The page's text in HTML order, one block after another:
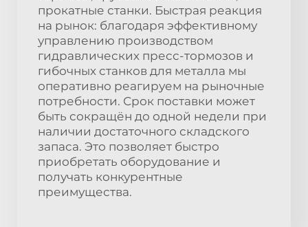
прокатные станки. Быстрая реакция
на рынок: благодаря эффективному
управлению производством
гидравлических пресс-тормозов и
гибочных станков для металла мы
оперативно реагируем на рыночные
потребности. Срок поставки может
быть сокращён до одной недели при
наличии достаточного складского
запаса. Это позволяет быстро
приобретать оборудование и
получать конкурентные
преимущества.